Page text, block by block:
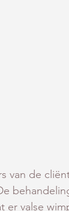
van de
er valse